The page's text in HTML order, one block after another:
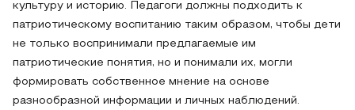
культуру и историю. Педагоги должны подходить к
патриотическому воспитанию таким образом, чтобы дети
не только воспринимали предлагаемые им
патриотические понятия, но и понимали их, могли
формировать собственное мнение на основе
разнообразной информации и личных наблюдений.